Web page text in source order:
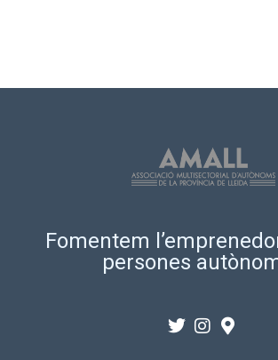
Fomentem
persones